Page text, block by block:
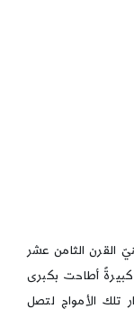
القرن الثامن عشر
كبيرةً أطاحت بكبرى
تلك الأمواج لتصل